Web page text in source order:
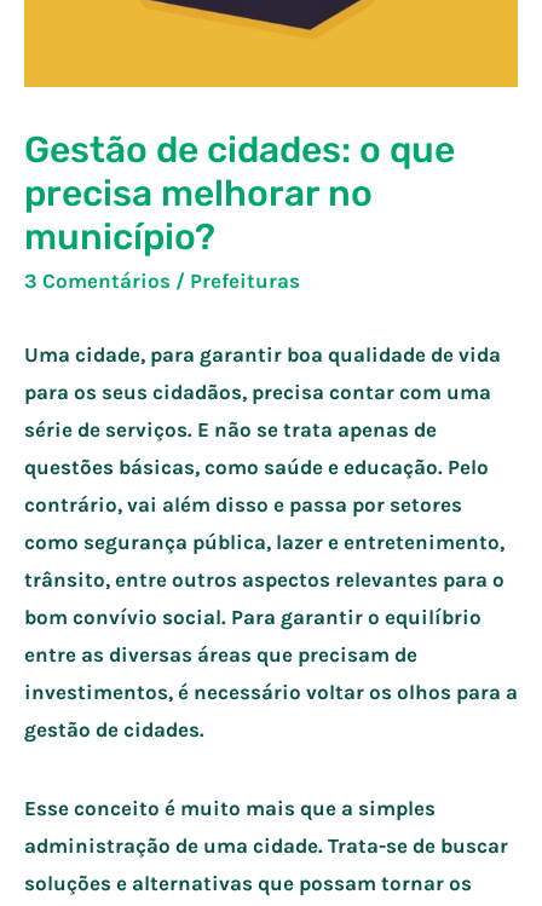
Gestão de cidades: o que
precisa melhorar no
município?
3 Comentários / Prefeituras
Uma cidade, para garantir boa qualidade de vida
para os seus cidadãos, precisa contar com uma
série de serviços. E não se trata apenas de
questões básicas, como saúde e educação. Pelo
contrário, vai além disso e passa por setores
como segurança pública, lazer e entretenimento,
trânsito, entre outros aspectos relevantes para o
bom convívio social. Para garantir o equilíbrio
entre as diversas áreas que precisam de
investimentos, é necessário voltar os olhos para a
gestão de cidades.
Esse conceito é muito mais que a simples
administração de uma cidade. Trata-se de buscar
soluções e alternativas que possam tornar os